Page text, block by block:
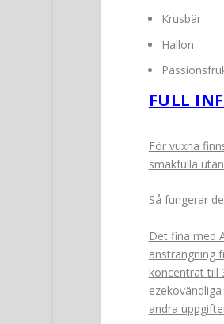
Krusbär
Hallon
FULL
För vuxna
smakfulla
Så fungerar
Det fina med
ansträngning
koncentrat till
andra